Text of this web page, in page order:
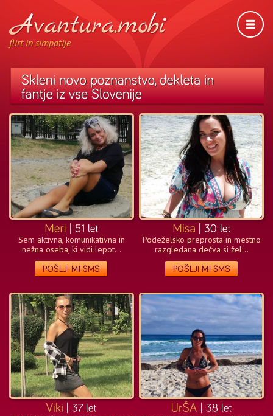
flirt in simpatije
Sem aktivna, komunikativna in
nežna oseba, ki vidi lepot...
Podeželsko preprosta in mestno
razgledana dečva si žel...